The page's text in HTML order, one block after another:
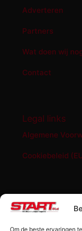
Om de beste ervaringen
Adverteren
Partners
Wat doen wij
Contact
Legal links
Algemene
Cookiebeleid
START '84